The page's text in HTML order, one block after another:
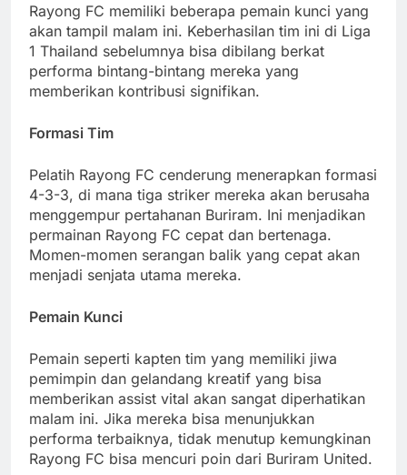
Rayong FC memiliki beberapa pemain kunci yang
akan tampil malam ini. Keberhasilan tim ini di Liga
1 Thailand sebelumnya bisa dibilang berkat
performa bintang-bintang mereka yang
memberikan kontribusi signifikan.
Formasi Tim
Pelatih Rayong FC cenderung menerapkan formasi
4-3-3, di mana tiga striker mereka akan berusaha
menggempur pertahanan Buriram. Ini menjadikan
permainan Rayong FC cepat dan bertenaga.
Momen-momen serangan balik yang cepat akan
menjadi senjata utama mereka.
Pemain Kunci
Pemain seperti kapten tim yang memiliki jiwa
pemimpin dan gelandang kreatif yang bisa
memberikan assist vital akan sangat diperhatikan
malam ini. Jika mereka bisa menunjukkan
performa terbaiknya, tidak menutup kemungkinan
Rayong FC bisa mencuri poin dari Buriram United.